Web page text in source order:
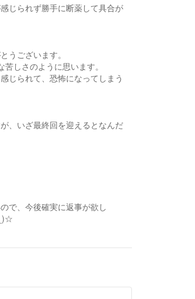
じられず勝手に断薬して具合が
うございます。
しさのように思います。
じられて、恐怖になってしまう
、いざ最終回を迎えるとなんだ
で、今後確実に返事が欲し